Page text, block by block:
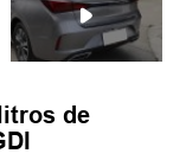
de